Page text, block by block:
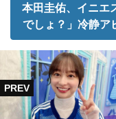
本田圭佑、イニ
でしょ？」冷静ア